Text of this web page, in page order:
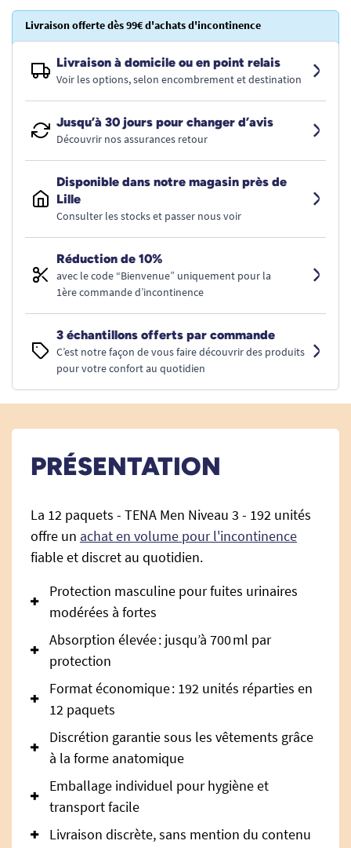
Livraison offerte dès 99€ d'achats d'incontinence
Livraison à domicile ou en point relais
Voir les options, selon encombrement et destination
Jusqu’à 30 jours pour changer d’avis
Découvrir nos assurances retour
Disponible dans notre magasin près de
Lille
Consulter les stocks et passer nous voir
Réduction de 10%
avec le code “Bienvenue” uniquement pour la
1ère commande d’incontinence
3 échantillons offerts par commande
C’est notre façon de vous faire découvrir des produits
pour votre confort au quotidien
PRÉSENTATION
La 12 paquets - TENA Men Niveau 3 - 192 unités
offre un achat en volume pour l'incontinence
fiable et discret au quotidien.
Protection masculine pour fuites urinaires
modérées à fortes
Absorption élevée : jusqu’à 700 ml par
protection
Format économique : 192 unités réparties en
12 paquets
Discrétion garantie sous les vêtements grâce
à la forme anatomique
Emballage individuel pour hygiène et
transport facile
Livraison discrète, sans mention du contenu